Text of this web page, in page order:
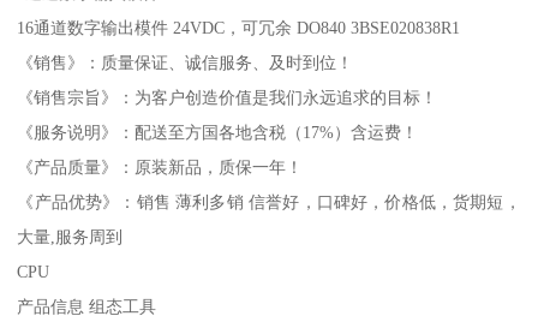
16通道数字输出模件 24VDC，可冗余 DO840 3BSE020838R1
《销售》：质量保证、诚信服务、及时到位！
《销售宗旨》：为客户创造价值是我们永远追求的目标！
《服务说明》：配送至方国各地含税（17%）含运费！
《产品质量》：原装新品，质保一年！
《产品优势》：销售 薄利多销 信誉好，口碑好，价格低，货期短，
大量,服务周到
CPU
产品信息 组态工具